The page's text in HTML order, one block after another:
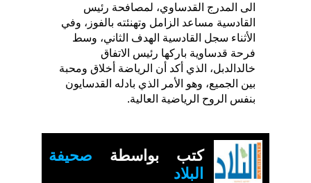
الى المدرج القدساوي، لمصافحة رئيس
القادسية مساعد الزامل وتهنئته بالفوز، وفي
الأثناء سجل القادسية الهدف الثاني، وسط
فرحة قدساوية باركها رئيس الاتفاق
خالدالدبل، الذي أكد أن الرياضة أخلاق ومحبة
بين الجميع، وهو الأمر الذي بادله القدسايون
بنفس الروح الرياضية العالية.
كتب بواسطة صحيفة
البلاد